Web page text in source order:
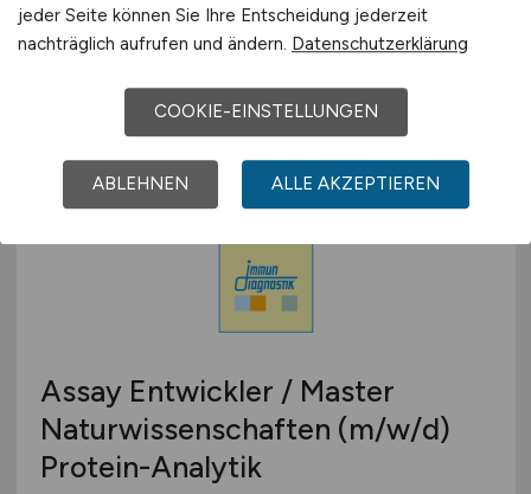
Greiner Bio-One GmbH
Frickenhausen
Assay Entwickler / Master
Naturwissenschaften (m/w/d)
Protein-Analytik
jeder Seite können Sie Ihre Entscheidung jederzeit
nachträglich aufrufen und ändern. Datenschutzerklärung
COOKIE-EINSTELLUNGEN
ABLEHNEN ALLE AKZEPTIEREN